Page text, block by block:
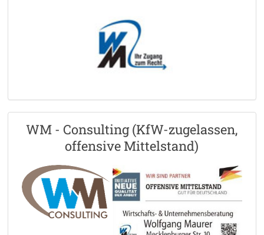
WM - Consulting (KfW-zugelassen,
offensive Mittelstand)